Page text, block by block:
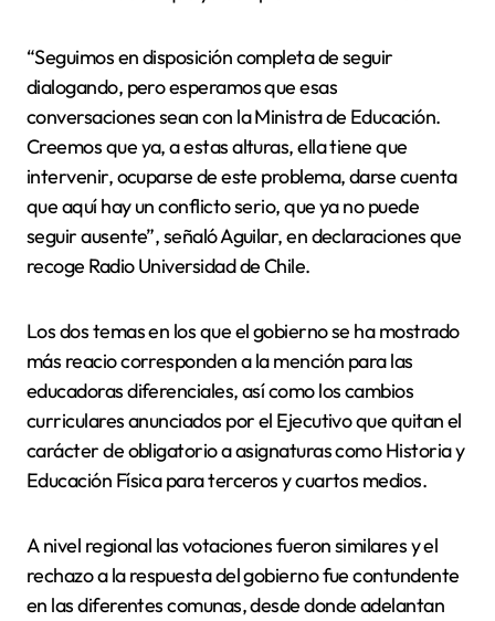
“Seguimos en disposición completa de seguir
dialogando, pero esperamos que esas
conversaciones sean con la Ministra de Educación.
Creemos que ya, a estas alturas, ella tiene que
intervenir, ocuparse de este problema, darse cuenta
que aquí hay un conflicto serio, que ya no puede
seguir ausente”, señaló Aguilar, en declaraciones que
recoge Radio Universidad de Chile.
Los dos temas en los que el gobierno se ha mostrado
más reacio corresponden a la mención para las
educadoras diferenciales, así como los cambios
curriculares anunciados por el Ejecutivo que quitan el
carácter de obligatorio a asignaturas como Historia y
Educación Física para terceros y cuartos medios.
A nivel regional las votaciones fueron similares y el
rechazo a la respuesta del gobierno fue contundente
en las diferentes comunas, desde donde adelantan